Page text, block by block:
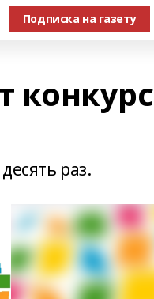
Подписка на газету
конкурс
раз.